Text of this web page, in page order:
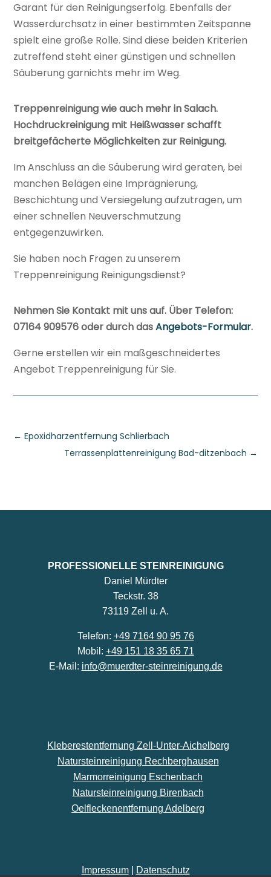
Garant für den Reinigungserfolg. Ebenfalls der
Wasserdurchsatz in einer bestimmten Zeitspanne
spielt eine große Rolle. Sind diese beiden Kriterien
zutreffend steht einer günstigen und schnellen
Säuberung garnichts mehr im Weg.
Treppenreinigung wie auch mehr in Salach.
Hochdruckreinigung mit Heißwasser schafft
breitgefächerte Möglichkeiten zur Reinigung.
Im Anschluss an die Säuberung wird geraten, bei
manchen Belägen eine Imprägnierung,
Beschichtung und Versiegelung aufzutragen, um
einer schnellen Neuverschmutzung
entgegenzuwirken.
Sie haben noch Fragen zu unserem
Treppenreinigung Reinigungsdienst?
Nehmen Sie Kontakt mit uns auf. Über Telefon:
07164 909576 oder durch dasAngebots-Formular.
Gerne erstellen wir ein maßgeschneidertes
Angebot Treppenreinigung für Sie.
←Epoxidharzentfernung Schlierbach
Terrassenplattenreinigung Bad-ditzenbach →
PROFESSIONELLE STEINREINIGUNG
Daniel Mürdter
Teckstr. 38
73119 Zell u. A.
Telefon: +49 7164 90 95 76
Mobil: +49 151 18 35 65 71
E-Mail: info@muerdter-steinreinigung.de
Kleberestentfernung Zell-Unter-Aichelberg
Natursteinreinigung Rechberghausen
Marmorreinigung Eschenbach
Natursteinreinigung Birenbach
Oelfleckenentfernung Adelberg
Impressum| Datenschutz